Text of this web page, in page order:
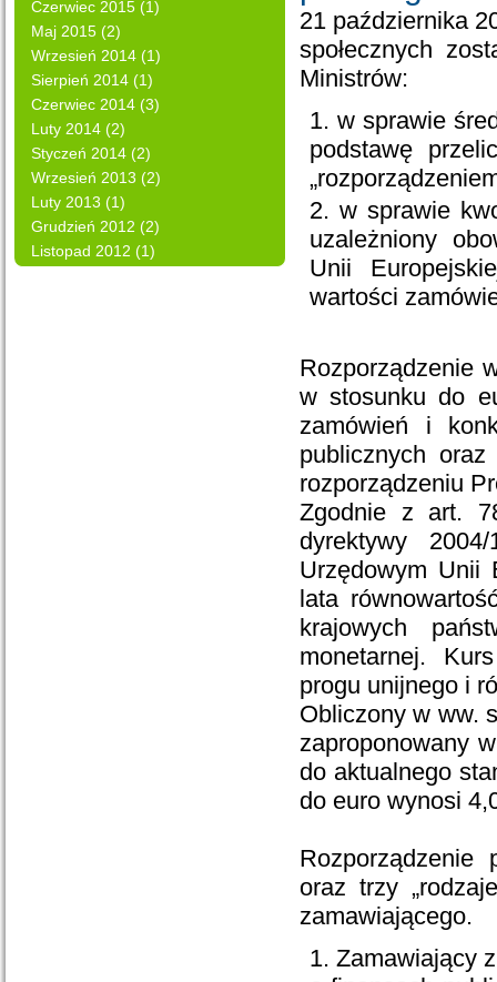
Czerwiec 2015 (1)
Maj 2015 (2)
Wrzesień 2014 (1)
Sierpień 2014 (1)
Czerwiec 2014 (3)
Luty 2014 (2)
Styczeń 2014 (2)
Wrzesień 2013 (2)
Luty 2013 (1)
Grudzień 2012 (2)
Listopad 2012 (1)
21 października
społecznych
Ministrów:
w sprawie
podstawę
w sprawie
uzależniony
Unii
wartości
Rozporządzenie
w stosunku do
zamówień i
publicznych
rozporządzeniu
Zgodnie z art.
dyrektywy
Urzędowym Unii
lata
krajowych
monetarnej.
progu unijnego i
Obliczony w ww.
zaproponowany
do aktualnego
do euro wynosi
Rozporządzenie
oraz trzy
zamawiającego.
Zamawiający